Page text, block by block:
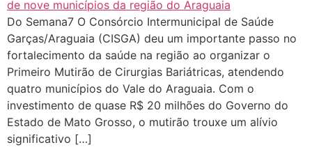
Do Semana7 O Consórcio Intermunicipal de Saúde
Garças/Araguaia (CISGA) deu um importante passo no
fortalecimento da saúde na região ao organizar o
Primeiro Mutirão de Cirurgias Bariátricas, atendendo
quatro municípios do Vale do Araguaia. Com o
investimento de quase R$ 20 milhões do Governo do
Estado de Mato Grosso, o mutirão trouxe um alívio
significativo […]